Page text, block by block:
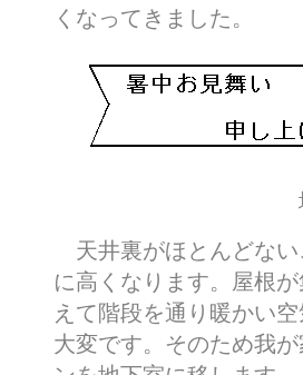
くなってきました。
地
天井裏がほとんどない
に高くなります。屋根
えて階段を通り暖かい
大変です。そのため我